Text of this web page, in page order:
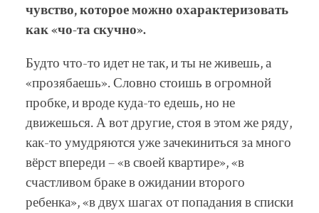
чувство, которое можно охарактеризовать
как «чо-та скучно».
Будто что-то идет не так, и ты не живешь, а
«прозябаешь». Словно стоишь в огромной
пробке, и вроде куда-то едешь, но не
движешься. А вот другие, стоя в этом же ряду,
как-то умудряются уже зачекиниться за много
вёрст впереди – «в своей квартире», «в
счастливом браке в ожидании второго
ребенка», «в двух шагах от попадания в списки